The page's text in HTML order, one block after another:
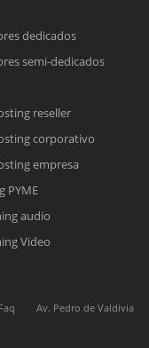
con el enlace a
Complete el formulario
dedicados
semi-dedicados
reseller
corporativo
empresa
PYME
audio
Video
Faq
Av. Pedro de Valdivia